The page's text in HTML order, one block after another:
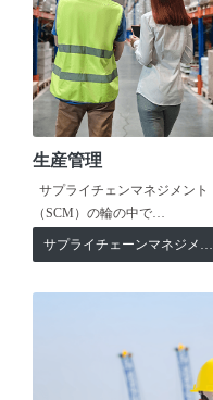
生産管理
サプライチェンマネジメント
（SCM）の輪の中で…
サプライチェーンマネジメント